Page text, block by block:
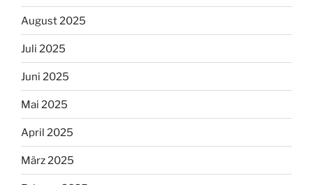
August 2025
Juli 2025
Juni 2025
Mai 2025
April 2025
März 2025